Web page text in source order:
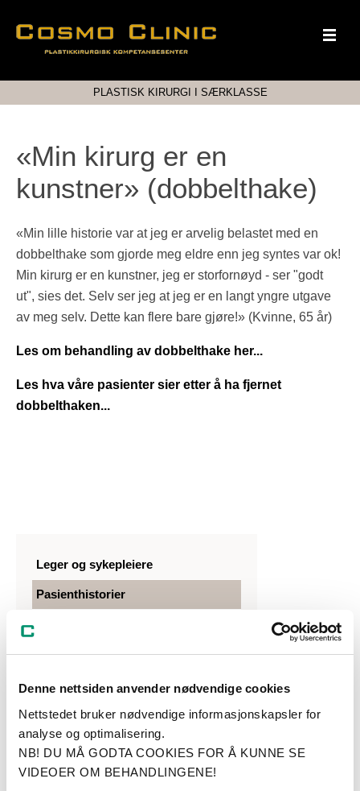
Denne nettsiden anvender nødvendige cookies
Nettstedet bruker nødvendige informasjonskapsler for
analyse og optimalisering.
NB! DU MÅ GODTA COOKIES FOR Å KUNNE SE
VIDEOER OM BEHANDLINGENE!
PLASTISK KIRURGI I SÆRKLASSE
«Min kirurg er en
kunstner» (dobbelthake)
«Min lille historie var at jeg er arvelig belastet med en
dobbelthake som gjorde meg eldre enn jeg syntes var ok!
Min kirurg er en kunstner, jeg er storfornøyd - ser "godt
ut", sies det. Selv ser jeg at jeg er en langt yngre utgave
av meg selv. Dette kan flere bare gjøre!» (Kvinne, 65 år)
Les om behandling av dobbelthake her...
Les hva våre pasienter sier etter å ha fjernet
dobbelthaken...
Leger og sykepleiere
Pasienthistorier
Narkose (anestesi)
Trygg kirurgi
Åpningstider
ASPS-medlem
Slik finner du oss